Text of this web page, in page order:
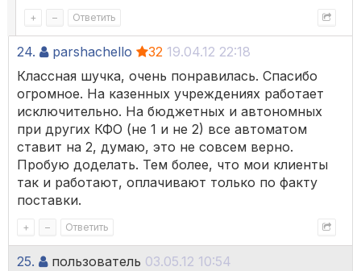
+ – Ответить
24. parshachello 32 19.04.12 22:18
Классная шучка, очень понравилась. Спасибо
огромное. На казенных учреждениях работает
исключительно. На бюджетных и автономных
при других КФО (не 1 и не 2) все автоматом
ставит на 2, думаю, это не совсем верно.
Пробую доделать. Тем более, что мои клиенты
так и работают, оплачивают только по факту
поставки.
+ – Ответить
25. пользователь 03.05.12 10:54